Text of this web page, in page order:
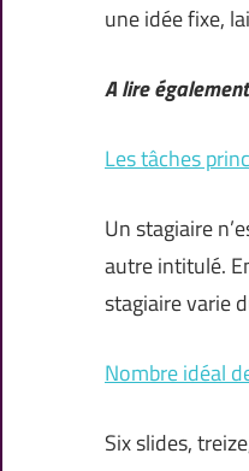
une idée fixe,
A lire
Les tâches
Un stagiaire
autre intitulé.
stagiaire varie
Nombre idéal
Six slides,